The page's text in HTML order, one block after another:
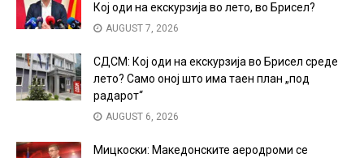
Кој оди на екскурзија во лето, во Брисел?
AUGUST 7, 2026
СДСМ: Кој оди на екскурзија во Брисел среде
лето? Само оној што има таен план „под
радарот“
AUGUST 6, 2026
Мицкоски: Македонските аеродроми се